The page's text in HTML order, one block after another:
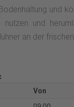
und
nutzen und
an der
Von